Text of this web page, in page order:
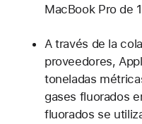
MacBook Pro de
A través de la
proveedores,
toneladas
gases fluorados
fluorados se